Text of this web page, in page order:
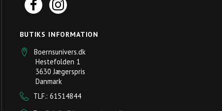
BUTIKS INFORMATION
Boernsunivers.dk
Hestefolden 1
3630 Jægerspris
Danmark
TLF.: 61514844